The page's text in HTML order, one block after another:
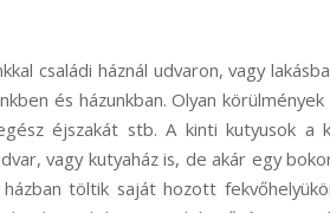
családi háznál udvaron, vagy
és házunkban. Olyan
éjszakát stb. A kinti kutyusok a
vagy kutyaház is, de akár egy
töltik saját hozott